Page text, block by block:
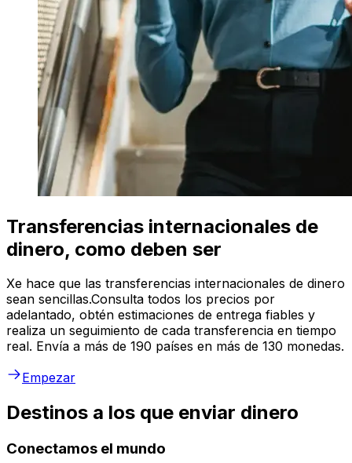
Transferencias internacionales de
dinero, como deben ser
Xe hace que las transferencias internacionales de dinero
sean sencillas.Consulta todos los precios por
adelantado, obtén estimaciones de entrega fiables y
realiza un seguimiento de cada transferencia en tiempo
real. Envía a más de 190 países en más de 130 monedas.
Empezar
Destinos a los que enviar dinero
Conectamos el mundo